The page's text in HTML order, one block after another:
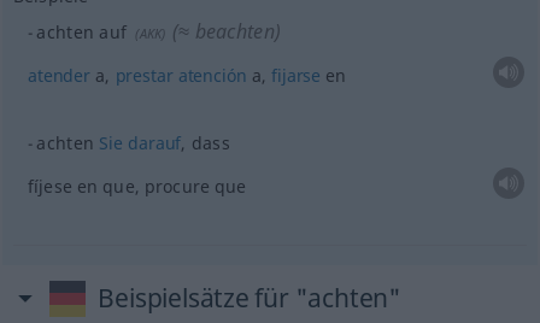
achten auf (AKK) (≈ beachten)
atendera, prestar atención a,fijarse en
achten Sie darauf, dass
fíjese en que, procure que
Beispielsätze für "achten"